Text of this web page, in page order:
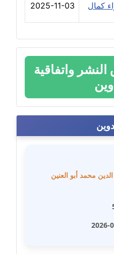
كمال 2025-11-03
واتفاقية
محمد أبو العنين